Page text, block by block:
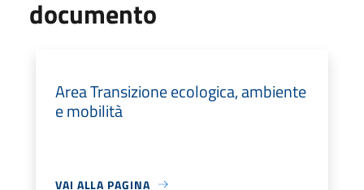
documento
Area Transizione ecologica, ambiente
e mobilità
VAI ALLA PAGINA